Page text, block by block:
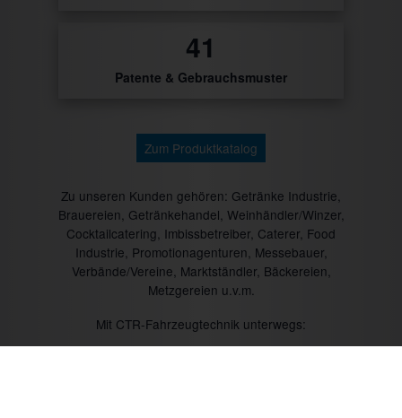
47
Patente & Gebrauchsmuster
Zum Produktkatalog
Zu unseren Kunden gehören: Getränke Industrie,
Brauereien, Getränkehandel, Weinhändler/Winzer,
Cocktailcatering, Imbissbetreiber, Caterer, Food
Industrie, Promotionagenturen, Messebauer,
Verbände/Vereine, Marktständler, Bäckereien,
Metzgereien u.v.m.
Mit CTR-Fahrzeugtechnik unterwegs: